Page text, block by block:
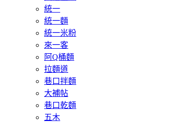
統一
統一麵
統一米粉
來一客
阿Q桶麵
拉麵道
巷口拌麵
大補帖
巷口乾麵
五木